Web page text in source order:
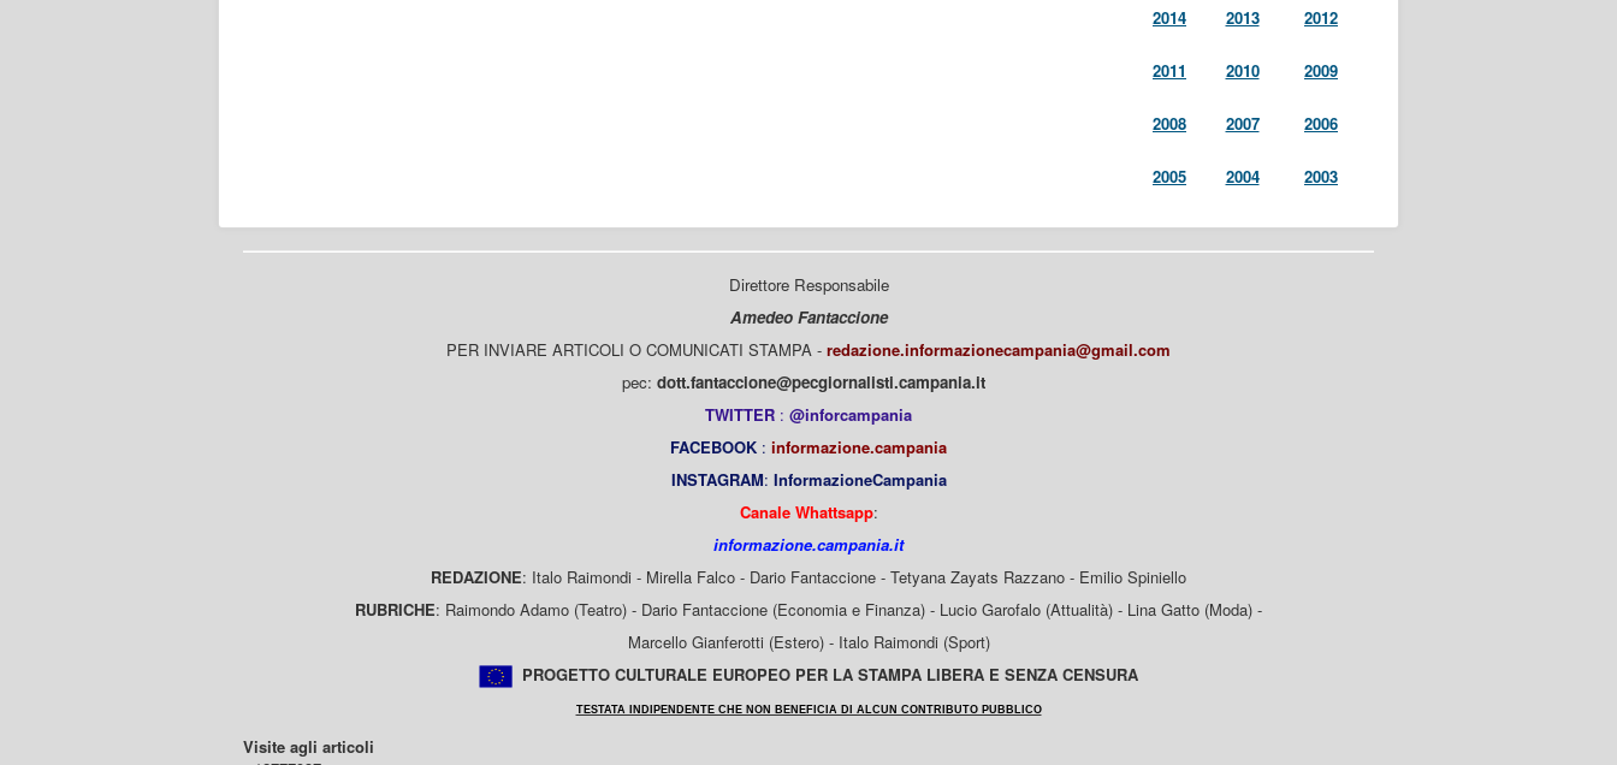
2014 2013 2012
2011 2010 2009
2008 2007 2006
2005 2004 2003
Direttore Responsabile
Amedeo Fantaccione
PER INVIARE ARTICOLI O COMUNICATI STAMPA - redazione.informazionecampania@gmail.com
pec: dott.fantaccione@pecgiornalisti.campania.it
TWITTER : @inforcampania
FACEBOOK : informazione.campania
INSTAGRAM: InformazioneCampania
Canale Whattsapp:
informazione.campania.it
REDAZIONE: Italo Raimondi - Mirella Falco - Dario Fantaccione - Tetyana Zayats Razzano - Emilio Spiniello
RUBRICHE: Raimondo Adamo (Teatro) - Dario Fantaccione (Economia e Finanza) - Lucio Garofalo (Attualità) - Lina Gatto (Moda) -
Marcello Gianferotti (Estero) - Italo Raimondi (Sport)
PROGETTO CULTURALE EUROPEO PER LA STAMPA LIBERA E SENZA CENSURA
TESTATA INDIPENDENTE CHE NON BENEFICIA DI ALCUN CONTRIBUTO PUBBLICO
Visite agli articoli